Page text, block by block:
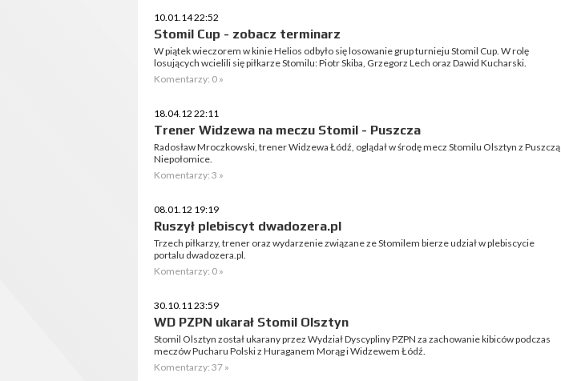
10.01.14 22:52
Stomil Cup - zobacz terminarz
W piątek wieczorem w kinie Helios odbyło się losowanie grup turnieju Stomil Cup. W rolę
losujących wcielili się piłkarze Stomilu: Piotr Skiba, Grzegorz Lech oraz Dawid Kucharski.
Komentarzy: 0 »
18.04.12 22:11
Trener Widzewa na meczu Stomil - Puszcza
Radosław Mroczkowski, trener Widzewa Łódź, oglądał w środę mecz Stomilu Olsztyn z Puszczą
Niepołomice.
Komentarzy: 3 »
08.01.12 19:19
Ruszył plebiscyt dwadozera.pl
Trzech piłkarzy, trener oraz wydarzenie związane ze Stomilem bierze udział w plebiscycie
portalu dwadozera.pl.
Komentarzy: 0 »
30.10.11 23:59
WD PZPN ukarał Stomil Olsztyn
Stomil Olsztyn został ukarany przez Wydział Dyscypliny PZPN za zachowanie kibiców podczas
meczów Pucharu Polski z Huraganem Morąg i Widzewem Łódź.
Komentarzy: 37 »